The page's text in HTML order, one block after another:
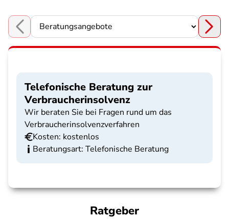
Choose a section
Telefonische Beratung zur
Verbraucherinsolvenz
Wir beraten Sie bei Fragen rund um das
Verbraucherinsolvenzverfahren
Kosten: kostenlos
Beratungsart: Telefonische Beratung
Ratgeber